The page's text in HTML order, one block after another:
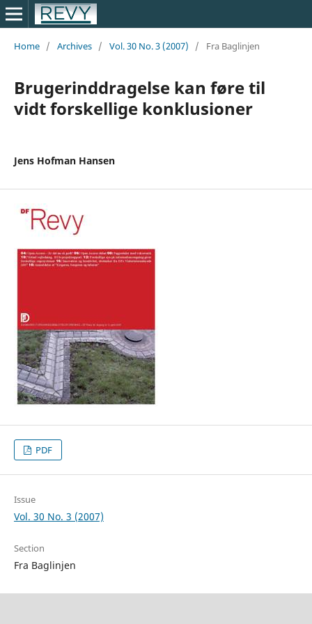
Home / Archives / Vol. 30 No. 3 (2007) / Fra Baglinjen
Brugerinddragelse kan føre til
vidt forskellige konklusioner
Jens Hofman Hansen
PDF
Issue
Vol. 30 No. 3 (2007)
Section
Fra Baglinjen